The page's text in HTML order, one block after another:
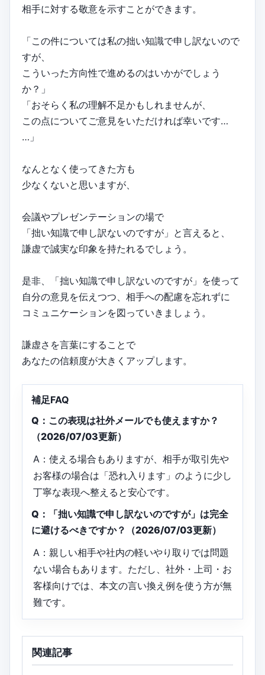
相手に対する敬意を示すことができます。
「この件については私の拙い知識で申し訳ないので
すが、
こういった方向性で進めるのはいかがでしょう
か？」
「おそらく私の理解不足かもしれませんが、
この点についてご意見をいただければ幸いです…
…」
なんとなく使ってきた方も
少なくないと思いますが、
会議やプレゼンテーションの場で
「拙い知識で申し訳ないのですが」と言えると、
謙虚で誠実な印象を持たれるでしょう。
是非、「拙い知識で申し訳ないのですが」を使って
自分の意見を伝えつつ、相手への配慮を忘れずに
コミュニケーションを図っていきましょう。
謙虚さを言葉にすることで
あなたの信頼度が大きくアップします。
補足FAQ
Q：この表現は社外メールでも使えますか？
（2026/07/03更新）
A：使える場合もありますが、相手が取引先や
お客様の場合は「恐れ入ります」のように少し
丁寧な表現へ整えると安心です。
Q：「拙い知識で申し訳ないのですが」は完全
に避けるべきですか？（2026/07/03更新）
A：親しい相手や社内の軽いやり取りでは問題
ない場合もあります。ただし、社外・上司・お
客様向けでは、本文の言い換え例を使う方が無
難です。
関連記事